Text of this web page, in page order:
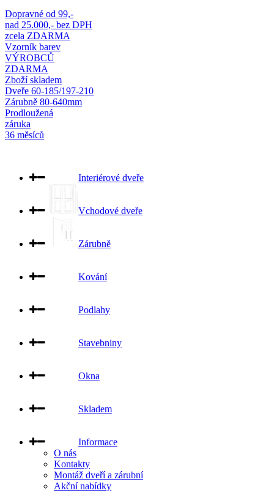
Dopravné od 99,-
nad 25.000,- bez DPH
zcela ZDARMA
Vzorník barev
VÝROBCŮ
ZDARMA
Zboží skladem
Dveře 60-185/197-210
Zárubně 80-640mm
Prodloužená
záruka
36 měsíců
Interiérové dveře
Vchodové dveře
Zárubně
Kování
Podlahy
Stavebniny
Okna
Skladem
Informace
O nás
Kontakty
Montáž dveří a zárubní
Akční nabídky